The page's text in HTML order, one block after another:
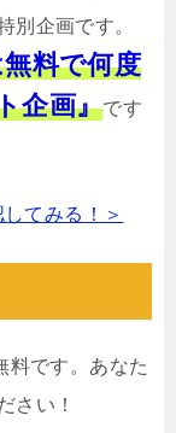
別企画です。
料で何度
企画』です
てみる！＞
料です。あなた
さい！